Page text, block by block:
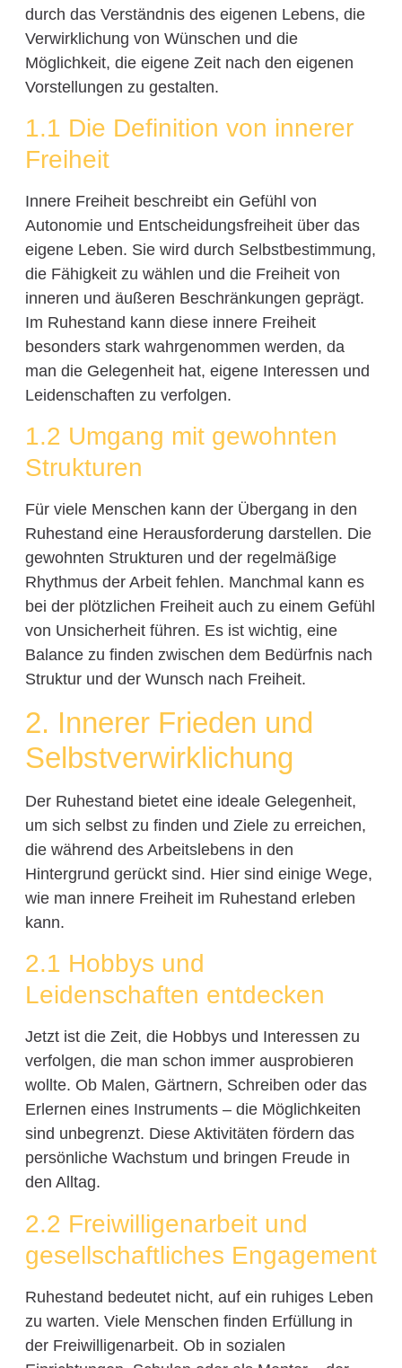
durch das Verständnis des eigenen Lebens, die
Verwirklichung von Wünschen und die
Möglichkeit, die eigene Zeit nach den eigenen
Vorstellungen zu gestalten.
1.1 Die Definition von innerer
Freiheit
Innere Freiheit beschreibt ein Gefühl von
Autonomie und Entscheidungsfreiheit über das
eigene Leben. Sie wird durch Selbstbestimmung,
die Fähigkeit zu wählen und die Freiheit von
inneren und äußeren Beschränkungen geprägt.
Im Ruhestand kann diese innere Freiheit
besonders stark wahrgenommen werden, da
man die Gelegenheit hat, eigene Interessen und
Leidenschaften zu verfolgen.
1.2 Umgang mit gewohnten
Strukturen
Für viele Menschen kann der Übergang in den
Ruhestand eine Herausforderung darstellen. Die
gewohnten Strukturen und der regelmäßige
Rhythmus der Arbeit fehlen. Manchmal kann es
bei der plötzlichen Freiheit auch zu einem Gefühl
von Unsicherheit führen. Es ist wichtig, eine
Balance zu finden zwischen dem Bedürfnis nach
Struktur und der Wunsch nach Freiheit.
2. Innerer Frieden und
Selbstverwirklichung
Der Ruhestand bietet eine ideale Gelegenheit,
um sich selbst zu finden und Ziele zu erreichen,
die während des Arbeitslebens in den
Hintergrund gerückt sind. Hier sind einige Wege,
wie man innere Freiheit im Ruhestand erleben
kann.
2.1 Hobbys und
Leidenschaften entdecken
Jetzt ist die Zeit, die Hobbys und Interessen zu
verfolgen, die man schon immer ausprobieren
wollte. Ob Malen, Gärtnern, Schreiben oder das
Erlernen eines Instruments – die Möglichkeiten
sind unbegrenzt. Diese Aktivitäten fördern das
persönliche Wachstum und bringen Freude in
den Alltag.
2.2 Freiwilligenarbeit und
gesellschaftliches Engagement
Ruhestand bedeutet nicht, auf ein ruhiges Leben
zu warten. Viele Menschen finden Erfüllung in
der Freiwilligenarbeit. Ob in sozialen